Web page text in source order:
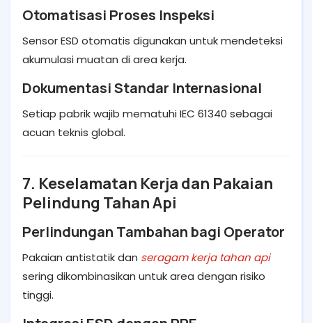
Otomatisasi Proses Inspeksi
Sensor ESD otomatis digunakan untuk mendeteksi
akumulasi muatan di area kerja.
Dokumentasi Standar Internasional
Setiap pabrik wajib mematuhi IEC 61340 sebagai
acuan teknis global.
7. Keselamatan Kerja dan Pakaian
Pelindung Tahan Api
Perlindungan Tambahan bagi Operator
Pakaian antistatik dan seragam kerja tahan api
sering dikombinasikan untuk area dengan risiko
tinggi.